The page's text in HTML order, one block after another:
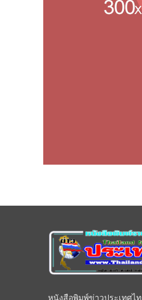
หนังสือพิมพ์ข่าวประเทศไ